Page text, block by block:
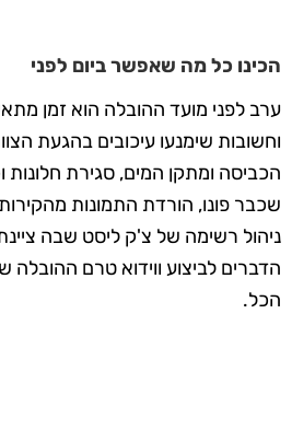
הכינו כל מה שאפשר ביום לפני
ערב לפני מועד ההובלה הוא זמן
וחשובות שימנעו עיכובים בהגעת
הכביסה ומתקן המים, סגירת חלונות
שכבר פונו, הורדת התמונות
ניהול רשימה של צ'ק ליסט שבה
הדברים לביצוע ווידוא טרם
הכל.